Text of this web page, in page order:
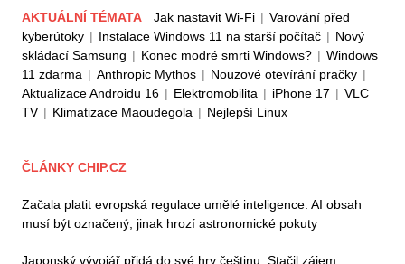
AKTUÁLNÍ TÉMATA Jak nastavit Wi-Fi | Varování před
kyberútoky | Instalace Windows 11 na starší počítač | Nový
skládací Samsung | Konec modré smrti Windows? | Windows
11 zdarma | Anthropic Mythos | Nouzové otevírání pračky |
Aktualizace Androidu 16 | Elektromobilita | iPhone 17 | VLC
TV | Klimatizace Maoudegola | Nejlepší Linux
ČLÁNKY CHIP.CZ
Začala platit evropská regulace umělé inteligence. AI obsah
musí být označený, jinak hrozí astronomické pokuty
Japonský vývojář přidá do své hry češtinu. Stačil zájem